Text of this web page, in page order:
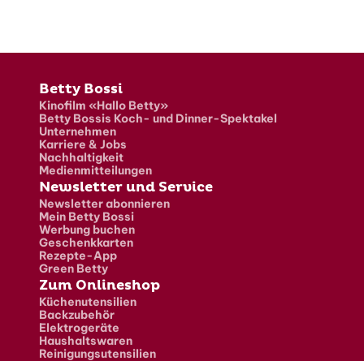
Fusszeile
Betty Bossi
Kinofilm «Hallo Betty»
Betty Bossis Koch- und Dinner-Spektakel
Unternehmen
Karriere & Jobs
Nachhaltigkeit
Medienmitteilungen
Newsletter und Service
Newsletter abonnieren
Mein Betty Bossi
Werbung buchen
Geschenkkarten
Rezepte-App
Green Betty
Zum Onlineshop
Küchenutensilien
Backzubehör
Elektrogeräte
Haushaltswaren
Reinigungsutensilien